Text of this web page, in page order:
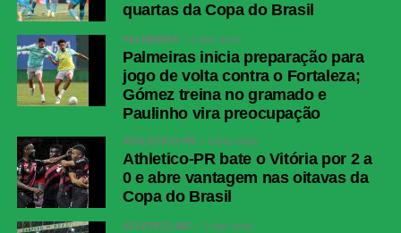
COMENTE ABAIXO:
WhatsApp
Facebook
Twitter
Messenger
LinkedIn
Share
quartas da Copa do Brasil
PALMEIRAS 6 dias atrás
Palmeiras inicia preparação para
jogo de volta contra o Fortaleza;
Gómez treina no gramado e
Paulinho vira preocupação
ATHLETICO-PR 6 dias atrás
Athletico-PR bate o Vitória por 2 a
0 e abre vantagem nas oitavas da
Copa do Brasil
ATLÉTICO-MG 5 dias atrás